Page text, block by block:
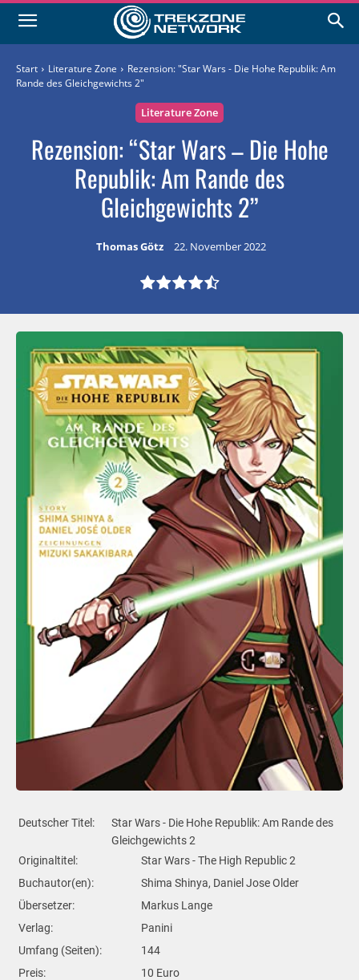
Start Literature Zone
Rezension: "Star Wars - Die Hohe Republik: Am
Rande des Gleichgewichts 2"
Literature Zone
Rezension: “Star Wars – Die Hohe
Republik: Am Rande des
Gleichgewichts 2”
Thomas Götz 22. November 2022
Deutscher Titel:
Star Wars - Die Hohe Republik: Am Rande des
Gleichgewichts 2
Originaltitel:
Star Wars - The High Republic 2
Buchautor(en):
Shima Shinya, Daniel Jose Older
Übersetzer:
Markus Lange
Verlag:
Panini
Umfang (Seiten):
144
Preis:
10 Euro